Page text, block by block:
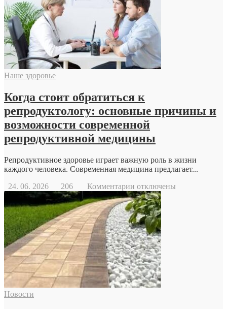
Наше здоровье
Когда стоит обратиться к
репродуктологу: основные причины и
возможности современной
репродуктивной медицины
Репродуктивное здоровье играет важную роль в жизни
каждого человека. Современная медицина предлагает...
24. 06. 2026
206 Комментарии к
записи
Когда
стоит
обратиться
к
репродуктологу:
основные
причины
и
возможности
современной
отключены
Новости